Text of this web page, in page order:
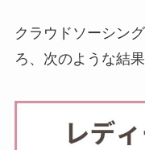
クラウドソーシン
ろ、次のような結